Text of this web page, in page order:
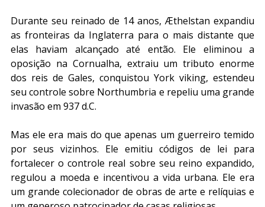
Durante seu reinado de 14 anos, Æthelstan expandiu
as fronteiras da Inglaterra para o mais distante que
elas haviam alcançado até então. Ele eliminou a
oposição na Cornualha, extraiu um tributo enorme
dos reis de Gales, conquistou York viking, estendeu
seu controle sobre Northumbria e repeliu uma grande
invasão em 937 d.C.
Mas ele era mais do que apenas um guerreiro temido
por seus vizinhos. Ele emitiu códigos de lei para
fortalecer o controle real sobre seu reino expandido,
regulou a moeda e incentivou a vida urbana. Ele era
um grande colecionador de obras de arte e relíquias e